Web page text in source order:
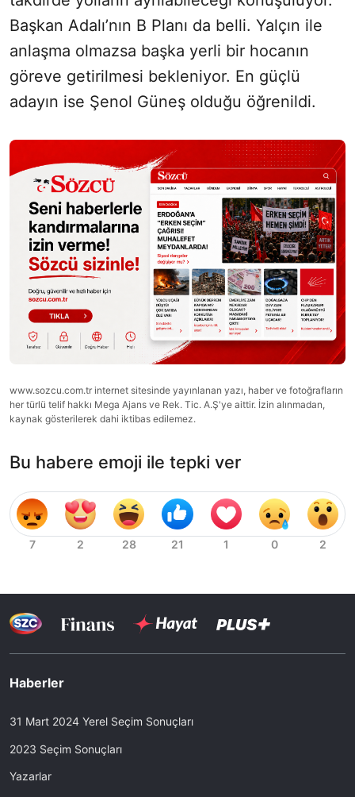
Başkan Adalı’nın B Planı da belli. Yalçın ile
anlaşma olmazsa başka yerli bir hocanın
göreve getirilmesi bekleniyor. En güçlü
adayın ise Şenol Güneş olduğu öğrenildi.
www.sozcu.com.tr internet sitesinde yayınlanan yazı, haber ve fotoğrafların
her türlü telif hakkı Mega Ajans ve Rek. Tic. A.Ş'ye aittir. İzin alınmadan,
kaynak gösterilerek dahi iktibas edilemez.
Bu habere emoji ile tepki ver
Haberler
31 Mart 2024 Yerel Seçim Sonuçları
2023 Seçim Sonuçları
Yazarlar